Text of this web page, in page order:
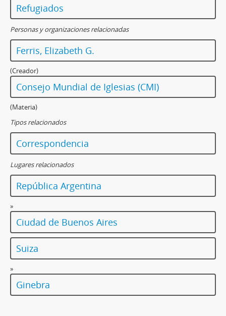
Refugiados
Personas y organizaciones relacionadas
Ferris, Elizabeth G.
(Creador)
Consejo Mundial de Iglesias (CMI)
(Materia)
Tipos relacionados
Correspondencia
Lugares relacionados
República Argentina
»
Ciudad de Buenos Aires
Suiza
»
Ginebra